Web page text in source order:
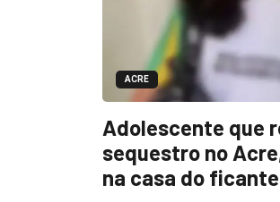
ACRE
Adolescente que
sequestro no
na casa do